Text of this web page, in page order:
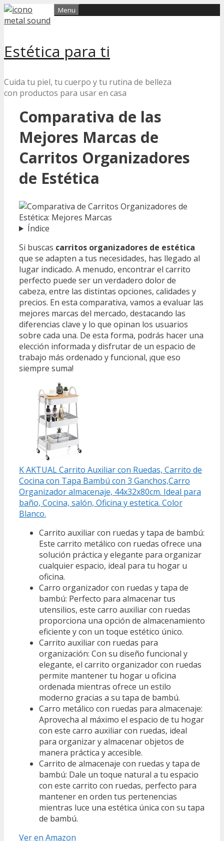
Skip
to
Estética para ti
Cuida tu piel, tu cuerpo y tu rutina de belleza
con productos para usar en casa
Menu
Comparativa de las
Mejores Marcas de
Carritos Organizadores
de Estética
Índice
Si buscas carritos organizadores de estética
que se adapten a tus necesidades, has llegado al
lugar indicado. A menudo, encontrar el carrito
perfecto puede ser un verdadero dolor de
cabeza, entre las distintas opciones, calidades y
precios. En esta comparativa, vamos a evaluar las
mejores marcas del mercado, destacando las
diferencias clave y lo que opinan los usuarios
sobre cada una. De esta forma, podrás hacer una
elección informada y disfrutar de un espacio de
trabajo más ordenado y funcional, ¡que eso
siempre suma!
K AKTUAL Carrito Auxiliar con Ruedas, Carrito de
Cocina con Tapa Bambú con 3 Ganchos,Carro
Organizador almacenaje, 44x32x80cm. Ideal para
baño, Cocina, salón, Oficina y estetica. Color
Blanco.
Carrito auxiliar con ruedas y tapa de bambú:
Este carrito metálico con ruedas ofrece una
solución práctica y elegante para organizar
cualquier espacio, ideal para tu hogar u
oficina.
Carro organizador con ruedas y tapa de
bambú: Perfecto para almacenar tus
utensilios, este carro auxiliar con ruedas
proporciona una opción de almacenamiento
eficiente y con un toque estético único.
Carrito auxiliar con ruedas para
organización: Con su diseño funcional y
elegante, el carrito organizador con ruedas
permite mantener tu hogar u oficina
ordenada mientras ofrece un estilo
moderno gracias a su tapa de bambú.
Carro metálico con ruedas para almacenaje:
Aprovecha al máximo el espacio de tu hogar
con este carro auxiliar con ruedas, ideal
para organizar y almacenar objetos de
manera práctica y accesible.
Carrito de almacenaje con ruedas y tapa de
bambú: Dale un toque natural a tu espacio
con este carrito con ruedas, perfecto para
mantener en orden tus pertenencias
mientras luce una estética única con su tapa
de bambú.
Ver en Amazon